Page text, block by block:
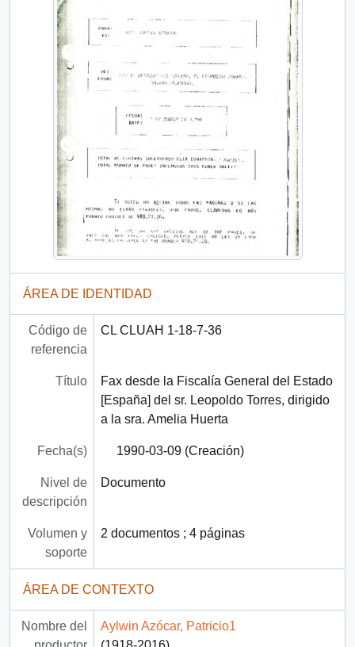
ÁREA DE IDENTIDAD
Código de
referencia
CL CLUAH 1-18-7-36
Título
Fax desde la Fiscalía General del Estado
[España] del sr. Leopoldo Torres, dirigido
a la sra. Amelia Huerta
Fecha(s) 1990-03-09 (Creación)
Nivel de
descripción
Documento
Volumen y
soporte
2 documentos ; 4 páginas
ÁREA DE CONTEXTO
Nombre del
Aylwin Azócar, Patricio1